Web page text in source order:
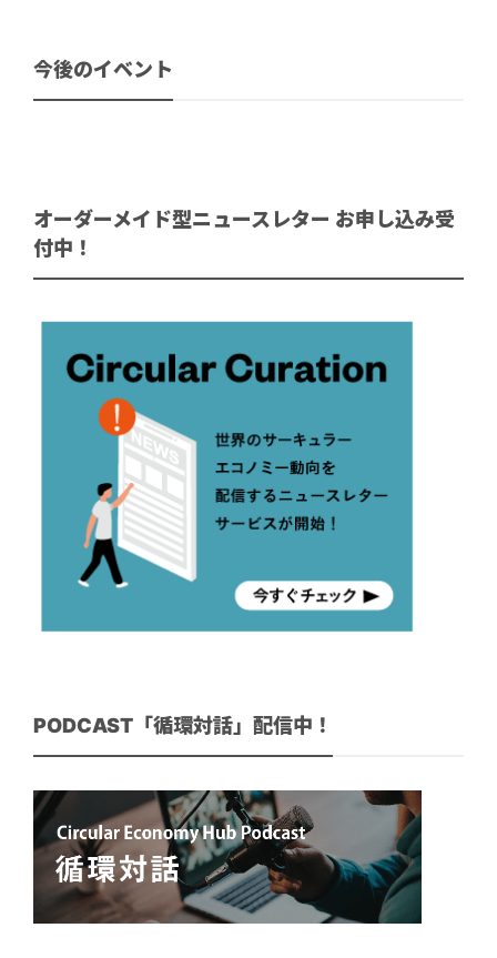
今後のイベント
オーダーメイド型ニュースレター お申し込み受
付中！
PODCAST「循環対話」配信中！